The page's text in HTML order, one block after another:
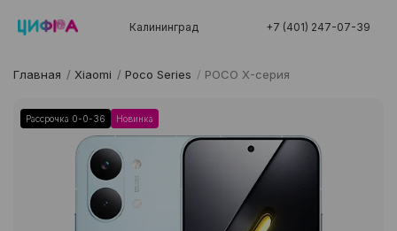
Калининград +7 (401) 247-07-39
Главная / Xiaomi / Poco Series / POCO X-серия
Рассрочка 0-0-36 Новинка